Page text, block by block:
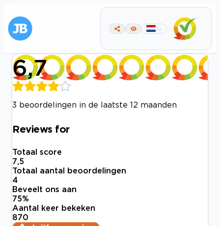
6,7
3 beoordelingen in de laatste 12 maanden
Reviews for
Totaal score
7,5
Totaal aantal beoordelingen
4
Beveelt ons aan
75%
Aantal keer bekeken
870